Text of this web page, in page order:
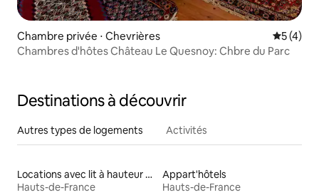
Chambre privée ⋅ Chevrières
5 (4)
Chambres d'hôtes Château Le Quesnoy: Chbre du Parc
Destinations à découvrir
Autres types de logements Activités
Locations avec lit à hauteur adaptée
Hauts-de-France
Appart'hôtels
Hauts-de-France